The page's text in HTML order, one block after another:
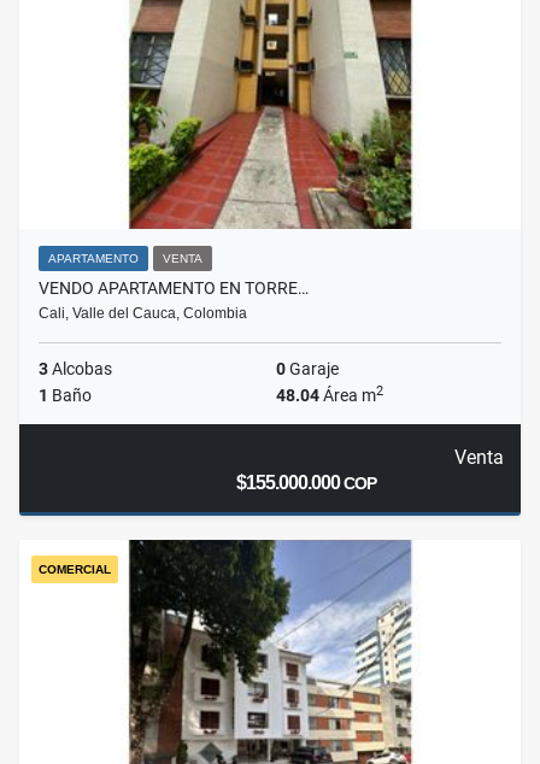
APARTAMENTO VENTA
VENDO APARTAMENTO EN TORRE…
Cali, Valle del Cauca, Colombia
3Alcobas 0Garaje
1 Baño 48.04Área m2
Venta
$155.000.000COP
COMERCIAL